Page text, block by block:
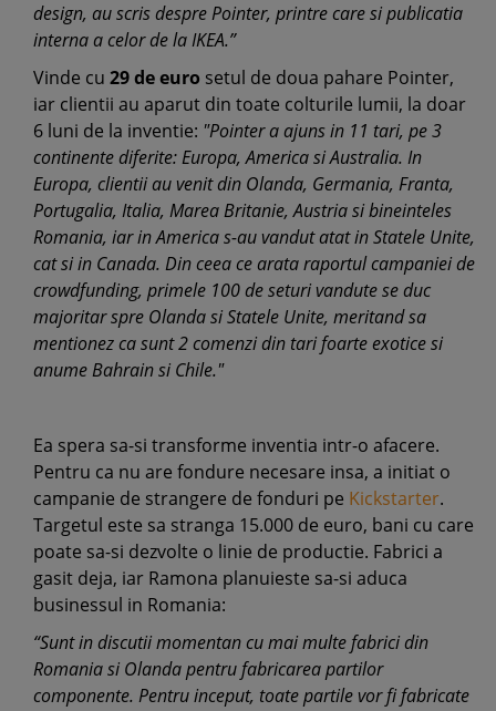
design, au scris despre Pointer, printre care si publicatia
interna a celor de la IKEA.”
Vinde cu 29 de euro setul de doua pahare Pointer,
iar clientii au aparut din toate colturile lumii, la doar
6 luni de la inventie: "Pointer a ajuns in 11 tari, pe 3
continente diferite: Europa, America si Australia. In
Europa, clientii au venit din Olanda, Germania, Franta,
Portugalia, Italia, Marea Britanie, Austria si bineinteles
Romania, iar in America s-au vandut atat in Statele Unite,
cat si in Canada. Din ceea ce arata raportul campaniei de
crowdfunding, primele 100 de seturi vandute se duc
majoritar spre Olanda si Statele Unite, meritand sa
mentionez ca sunt 2 comenzi din tari foarte exotice si
anume Bahrain si Chile."
Ea spera sa-si transforme inventia intr-o afacere.
Pentru ca nu are fondure necesare insa, a initiat o
campanie de strangere de fonduri pe Kickstarter.
Targetul este sa stranga 15.000 de euro, bani cu care
poate sa-si dezvolte o linie de productie. Fabrici a
gasit deja, iar Ramona planuieste sa-si aduca
businessul in Romania:
“Sunt in discutii momentan cu mai multe fabrici din
Romania si Olanda pentru fabricarea partilor
componente. Pentru inceput, toate partile vor fi fabricate